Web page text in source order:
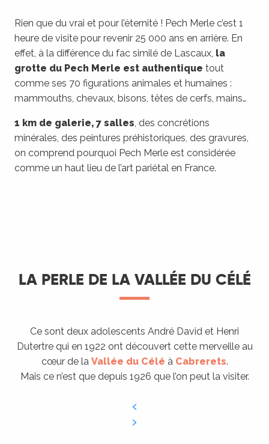
Rien que du vrai et pour l’éternité ! Pech Merle c’est 1
heure de visite pour revenir 25 000 ans en arrière. En
effet, à la différence du fac similé de Lascaux, la
grotte du Pech Merle est authentique tout
comme ses 70 figurations animales et humaines :
mammouths, chevaux, bisons, têtes de cerfs, mains…
1 km de galerie, 7 salles, des concrétions
minérales, des peintures préhistoriques, des gravures,
on comprend pourquoi Pech Merle est considérée
comme un haut lieu de l’art pariétal en France.
LA PERLE DE LA VALLÉE DU CÉLÉ
Ce sont deux adolescents André David et Henri
Dutertre qui en 1922 ont découvert cette merveille au
cœur de la Vallée du Célé à Cabrerets.
Mais ce n’est que depuis 1926 que l’on peut la visiter.